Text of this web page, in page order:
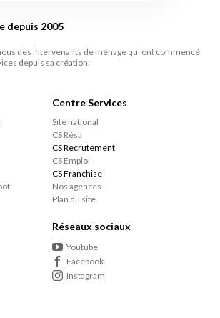
depuis 2005
des intervenants de ménage qui ont commencé
depuis sa création.
Centre Services
Site national
CS Résa
CS Recrutement
CS Emploi
CS Franchise
Nos agences
Plan du site
Réseaux sociaux
Youtube
Facebook
Instagram